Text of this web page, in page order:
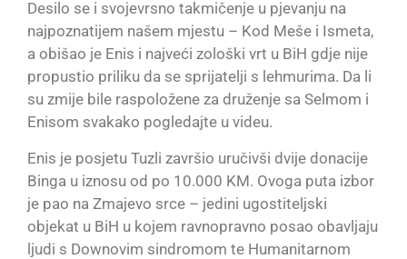
Desilo se i svojevrsno takmičenje u pjevanju na
najpoznatijem našem mjestu – Kod Meše i Ismeta,
a obišao je Enis i najveći zološki vrt u BiH gdje nije
propustio priliku da se sprijatelji s lehmurima. Da li
su zmije bile raspoložene za druženje sa Selmom i
Enisom svakako pogledajte u videu.
Enis je posjetu Tuzli završio uručivši dvije donacije
Binga u iznosu od po 10.000 KM. Ovoga puta izbor
je pao na Zmajevo srce – jedini ugostiteljski
objekat u BiH u kojem ravnopravno posao obavljaju
ljudi s Downovim sindromom te Humanitarnom